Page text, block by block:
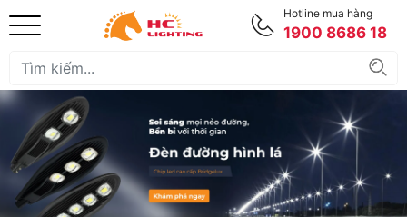
Hotline mua hàng
1900 8686 18